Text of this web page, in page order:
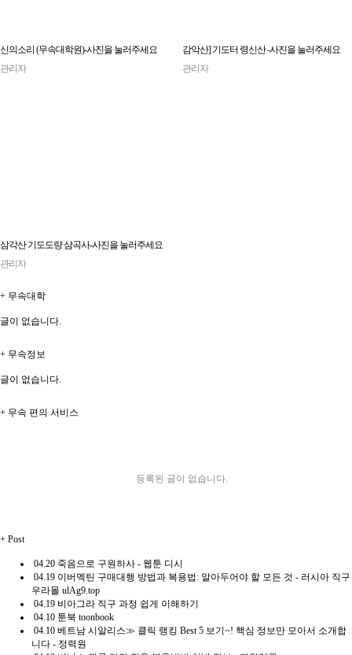
신의소리 (무속대학원)-사진을 눌러주세요
관리자
감악산] 기도터 령신산 -사진을 눌러주세요
관리자
삼각산 기도도량 삼곡사-사진을 눌러주세요
관리자
+ 무속대학
글이 없습니다.
+ 무속정보
글이 없습니다.
+ 무속 편의 서비스
등록된 글이 없습니다.
+ Post
04.20 죽음으로 구원하사 - 웹툰 디시
04.19 이버멕틴 구매대행 방법과 복용법: 알아두어야 할 모든 것 - 러시아 직구
우라몰 ulAg9.top
04.19 비아그라 직구 과정 쉽게 이해하기
04.10 툰북 toonbook
04.10 베트남 시알리스≫ 클릭 랭킹 Best 5 보기~! 핵심 정보만 모아서 소개합
니다 - 정력원